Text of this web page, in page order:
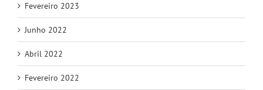
Fevereiro 2023
Junho 2022
Abril 2022
Fevereiro 2022